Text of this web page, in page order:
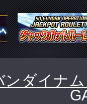
ンダイナ